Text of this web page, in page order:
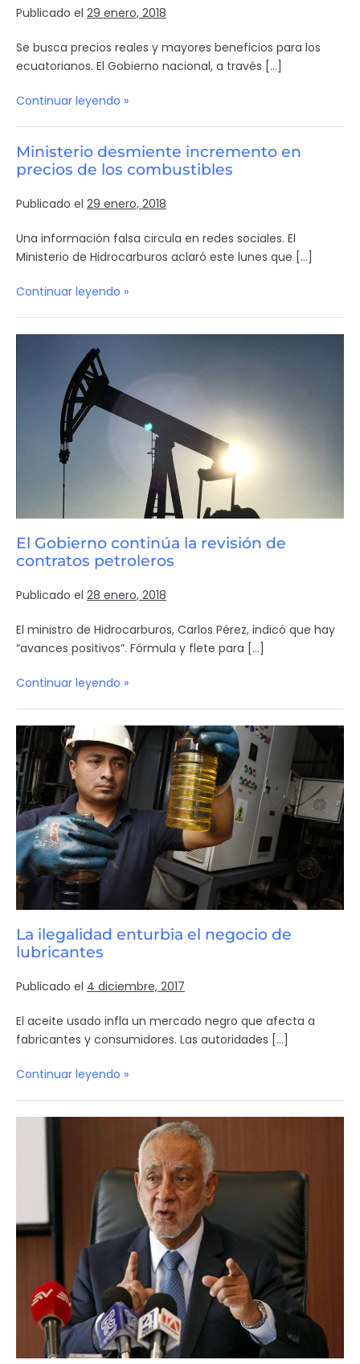
Publicado el 29 enero, 2018
Se busca precios reales y mayores beneficios para los
ecuatorianos. El Gobierno nacional, a través […]
Continuar leyendo »
Ministerio desmiente incremento en
precios de los combustibles
Publicado el 29 enero, 2018
Una información falsa circula en redes sociales. El
Ministerio de Hidrocarburos aclaró este lunes que […]
Continuar leyendo »
El Gobierno continúa la revisión de
contratos petroleros
Publicado el 28 enero, 2018
El ministro de Hidrocarburos, Carlos Pérez, indicó que hay
“avances positivos”. Fórmula y flete para […]
Continuar leyendo »
La ilegalidad enturbia el negocio de
lubricantes
Publicado el 4 diciembre, 2017
El aceite usado infla un mercado negro que afecta a
fabricantes y consumidores. Las autoridades […]
Continuar leyendo »